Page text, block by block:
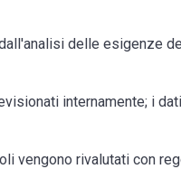
delle esigenze
internamente; i
vengono rivalutati con